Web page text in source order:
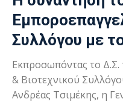
Συλλόγου με
Εκπροσωπόντας το Δ.Σ.
& Βιοτεχνικού
Ανδρέας Τσιμέκης, η